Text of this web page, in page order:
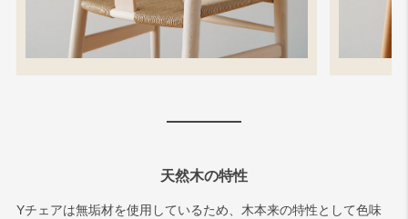
天然木の特性
Yチェアは無垢材を使用しているため、木本来の特性として色味